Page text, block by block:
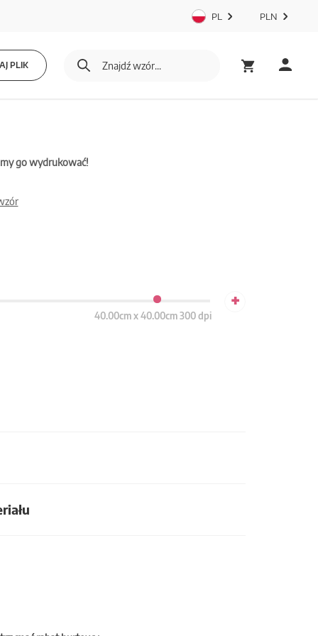
PL PLN
PLIK
go wydrukować!
40.00cm x 40.00cm 300 dpi
+